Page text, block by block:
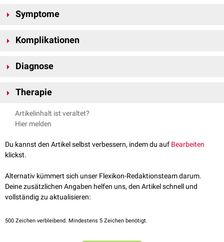
Fußfehlbildungen vor (z.B.
Symptome
einer stärkeren Instabilität der Gelenks in der
Komplikationen
Diagnose
mit entsprechender konkaver Gelenkgabel.
Therapie
Stabilisierung des Sprunggelenks durch
Artikelinhalt ist veraltet?
Hier melden
Du kannst den Artikel selbst verbessern, indem du auf Bearbeiten
klickst.
Alternativ kümmert sich unser Flexikon-Redaktionsteam darum.
Deine zusätzlichen Angaben helfen uns, den Artikel schnell und
vollständig zu aktualisieren:
500 Zeichen verbleibend. Mindestens 5 Zeichen benötigt.